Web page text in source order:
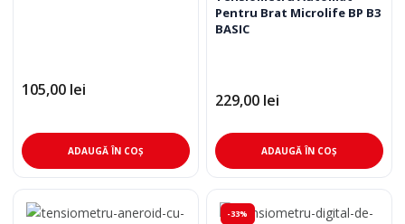
105,00 lei
ADAUGĂ ÎN COȘ
Pentru Brat Microlife BP B3
BASIC
229,00 lei
ADAUGĂ ÎN COȘ
-33%